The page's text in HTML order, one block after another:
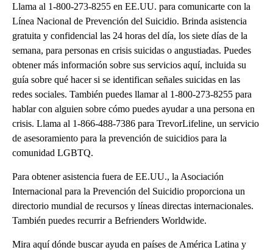
Llama al 1-800-273-8255 en EE.UU. para comunicarte con la
Línea Nacional de Prevención del Suicidio. Brinda asistencia
gratuita y confidencial las 24 horas del día, los siete días de la
semana, para personas en crisis suicidas o angustiadas. Puedes
obtener más información sobre sus servicios aquí, incluida su
guía sobre qué hacer si se identifican señales suicidas en las
redes sociales. También puedes llamar al 1-800-273-8255 para
hablar con alguien sobre cómo puedes ayudar a una persona en
crisis. Llama al 1-866-488-7386 para TrevorLifeline, un servicio
de asesoramiento para la prevención de suicidios para la
comunidad LGBTQ.
Para obtener asistencia fuera de EE.UU., la Asociación
Internacional para la Prevención del Suicidio proporciona un
directorio mundial de recursos y líneas directas internacionales.
También puedes recurrir a Befrienders Worldwide.
Mira aquí dónde buscar ayuda en países de América Latina y